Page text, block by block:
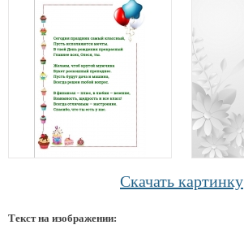
Скачать картинку
Текст на изображении: